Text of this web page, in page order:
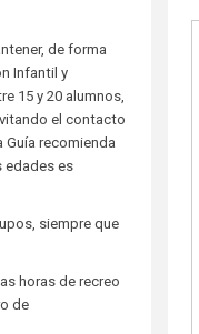
de forma
Infantil y
15 y 20 alumnos,
el contacto
recomienda
edades es
siempre que
horas de recreo
de